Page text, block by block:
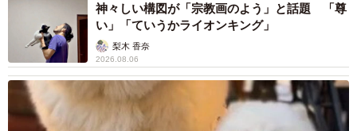
神々しい構図が「宗教画のよう」と話題 「尊
い」「ていうかライオンキング」
梨木 香奈
2026.08.06